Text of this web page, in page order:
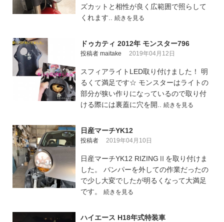
ズカットと相性が良く広範囲で照らして
くれます.. 続きを見る
ドゥカティ 2012年 モンスター796
投稿者 maitake 2019年04月12日
スフィアライトLED取り付けました！ 明
るくて満足です☆ モンスターはライトの
部分が狭い作りになっているので取り付
ける際には裏蓋に穴を開.. 続きを見る
日産マーチYK12
投稿者 2019年04月10日
日産マーチYK12 RIZINGⅡを取り付けま
した。 バンパーを外しての作業だったの
で少し大変でしたが明るくなって大満足
です。 続きを見る
ハイエース H18年式特装車